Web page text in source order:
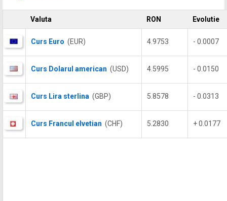
Valuta RON Evolutie
Curs Euro (EUR) 4.9753 - 0.0007
Curs Dolarul american (USD) 4.5995 - 0.0150
Curs Lira sterlina (GBP) 5.8578 - 0.0313
Curs Francul elvetian (CHF) 5.2830 + 0.0177